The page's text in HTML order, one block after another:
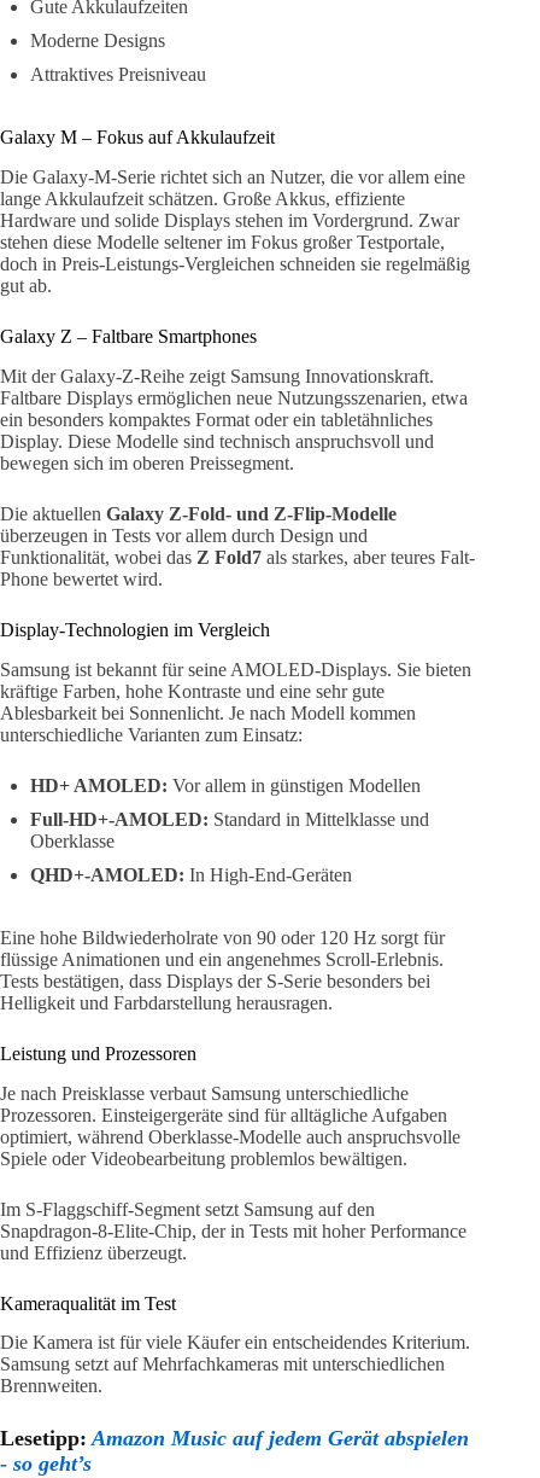
Gute Akkulaufzeiten
Moderne Designs
Attraktives Preisniveau
Galaxy M – Fokus auf Akkulaufzeit
Die Galaxy-M-Serie richtet sich an Nutzer, die vor allem eine
lange Akkulaufzeit schätzen. Große Akkus, effiziente
Hardware und solide Displays stehen im Vordergrund. Zwar
stehen diese Modelle seltener im Fokus großer Testportale,
doch in Preis-Leistungs-Vergleichen schneiden sie regelmäßig
gut ab.
Galaxy Z – Faltbare Smartphones
Mit der Galaxy-Z-Reihe zeigt Samsung Innovationskraft.
Faltbare Displays ermöglichen neue Nutzungsszenarien, etwa
ein besonders kompaktes Format oder ein tabletähnliches
Display. Diese Modelle sind technisch anspruchsvoll und
bewegen sich im oberen Preissegment.
Die aktuellen Galaxy Z-Fold- und Z-Flip-Modelle
überzeugen in Tests vor allem durch Design und
Funktionalität, wobei das Z Fold7 als starkes, aber teures Falt-
Phone bewertet wird.
Display-Technologien im Vergleich
Samsung ist bekannt für seine AMOLED-Displays. Sie bieten
kräftige Farben, hohe Kontraste und eine sehr gute
Ablesbarkeit bei Sonnenlicht. Je nach Modell kommen
unterschiedliche Varianten zum Einsatz:
HD+ AMOLED: Vor allem in günstigen Modellen
Full-HD+-AMOLED: Standard in Mittelklasse und
Oberklasse
QHD+-AMOLED: In High-End-Geräten
Eine hohe Bildwiederholrate von 90 oder 120 Hz sorgt für
flüssige Animationen und ein angenehmes Scroll-Erlebnis.
Tests bestätigen, dass Displays der S-Serie besonders bei
Helligkeit und Farbdarstellung herausragen.
Leistung und Prozessoren
Je nach Preisklasse verbaut Samsung unterschiedliche
Prozessoren. Einsteigergeräte sind für alltägliche Aufgaben
optimiert, während Oberklasse-Modelle auch anspruchsvolle
Spiele oder Videobearbeitung problemlos bewältigen.
Im S-Flaggschiff-Segment setzt Samsung auf den
Snapdragon-8-Elite-Chip, der in Tests mit hoher Performance
und Effizienz überzeugt.
Kameraqualität im Test
Die Kamera ist für viele Käufer ein entscheidendes Kriterium.
Samsung setzt auf Mehrfachkameras mit unterschiedlichen
Brennweiten.
Lesetipp: Amazon Music auf jedem Gerät abspielen
- so geht’s